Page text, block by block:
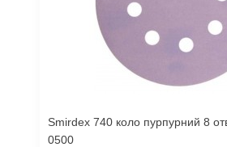
Smirdex 740 коло пурпурний 8
0500